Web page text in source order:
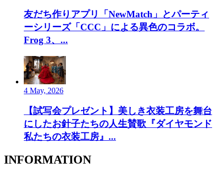
友だち作りアプリ「NewMatch」とパーティ
ーシリーズ「CCC」による異色のコラボ。
Frog 3、...
4 May, 2026
【試写会プレゼント】美しき衣装工房を舞台
にしたお針子たちの人生賛歌『ダイヤモンド
私たちの衣装工房』...
INFORMATION